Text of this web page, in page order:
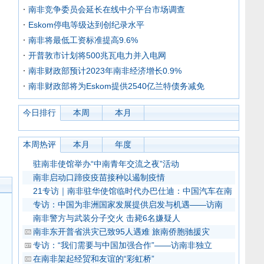
南非竞争委员会延长在线中介平台市场调查
Eskom停电等级达到创纪录水平
南非将最低工资标准提高9.6%
开普敦市计划将500兆瓦电力并入电网
南非财政部预计2023年南非经济增长0.9%
南非财政部将为Eskom提供2540亿兰特债务减免
今日排行 本周 本月
本周热评 本月 年度
驻南非使馆举办“中南青年交流之夜”活动
南非启动口蹄疫疫苗接种以遏制疫情
21专访｜南非驻华使馆临时代办巴仕迪：中国汽车在南
专访：中国为非洲国家发展提供启发与机遇——访南
南非警方与武装分子交火 击毙6名嫌疑人
南非东开普省洪灾已致95人遇难 旅南侨胞驰援灾
专访：“我们需要与中国加强合作”——访南非独立
在南非架起经贸和友谊的“彩虹桥”